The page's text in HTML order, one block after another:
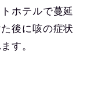
ホテルで蔓延
後に咳の症状
す。